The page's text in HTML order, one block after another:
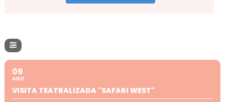
09
AGO
VISITA TEATRALIZADA "SAFARI WEST"